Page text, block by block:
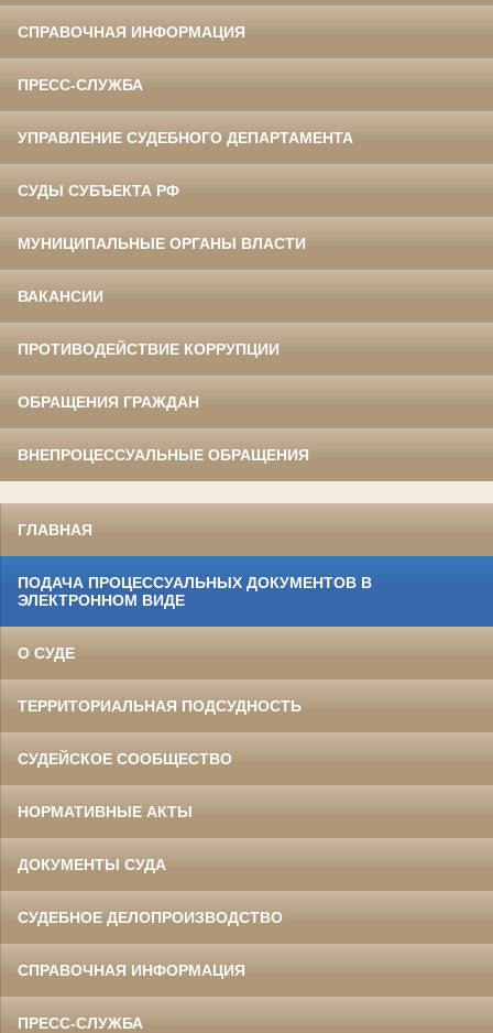
СПРАВОЧНАЯ ИНФОРМАЦИЯ
ПРЕСС-СЛУЖБА
УПРАВЛЕНИЕ СУДЕБНОГО ДЕПАРТАМЕНТА
СУДЫ СУБЪЕКТА РФ
МУНИЦИПАЛЬНЫЕ ОРГАНЫ ВЛАСТИ
ВАКАНСИИ
ПРОТИВОДЕЙСТВИЕ КОРРУПЦИИ
ОБРАЩЕНИЯ ГРАЖДАН
ВНЕПРОЦЕССУАЛЬНЫЕ ОБРАЩЕНИЯ
ГЛАВНАЯ
ПОДАЧА ПРОЦЕССУАЛЬНЫХ ДОКУМЕНТОВ В
ЭЛЕКТРОННОМ ВИДЕ
О СУДЕ
ТЕРРИТОРИАЛЬНАЯ ПОДСУДНОСТЬ
СУДЕЙСКОЕ СООБЩЕСТВО
НОРМАТИВНЫЕ АКТЫ
ДОКУМЕНТЫ СУДА
СУДЕБНОЕ ДЕЛОПРОИЗВОДСТВО
СПРАВОЧНАЯ ИНФОРМАЦИЯ
ПРЕСС-СЛУЖБА